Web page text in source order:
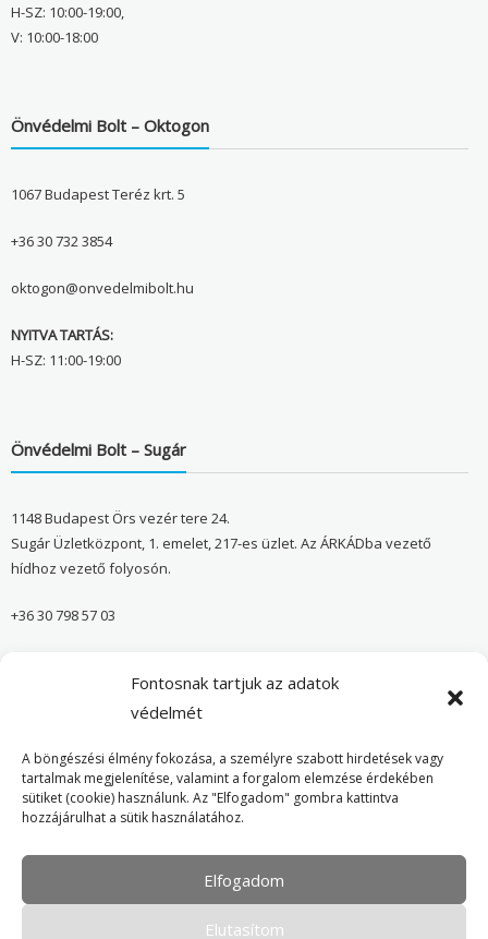
Fontosnak tartjuk az adatok
védelmét
A böngészési élmény fokozása, a személyre szabott hirdetések vagy
tartalmak megjelenítése, valamint a forgalom elemzése érdekében
sütiket (cookie) használunk. Az "Elfogadom" gombra kattintva
hozzájárulhat a sütik használatához.
Elfogadom
Elutasítom
H-SZ: 10:00-19:00,
V: 10:00-18:00
Önvédelmi Bolt – Oktogon
1067 Budapest Teréz krt. 5
+36 30 732 3854
oktogon@onvedelmibolt.hu
NYITVA TARTÁS:
H-SZ: 11:00-19:00
Önvédelmi Bolt – Sugár
1148 Budapest Örs vezér tere 24.
Sugár Üzletközpont, 1. emelet, 217-es üzlet. Az ÁRKÁDba vezető
hídhoz vezető folyosón.
+36 30 798 57 03
Önvédelmi Bolt – Főoldal
Adatvédelmi tájékoztató